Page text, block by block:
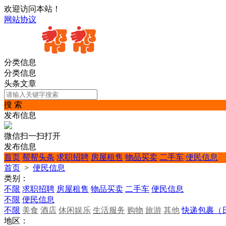
欢迎访问本站！
网站协议
分类信息
分类信息
头条文章
搜 索
发布信息
微信扫一扫打开
发布信息
首页 帮帮头条 求职招聘 房屋租售 物品买卖 二手车 便民信息
首页 > 便民信息
类别：
不限 求职招聘 房屋租售 物品买卖 二手车 便民信息
不限 便民信息
不限 美食 酒店 休闲娱乐 生活服务 购物 旅游 其他 快递包裹（
地区：